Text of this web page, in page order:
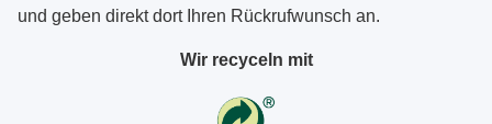
und geben direkt dort Ihren Rückrufwunsch an.
Wir recyceln mit